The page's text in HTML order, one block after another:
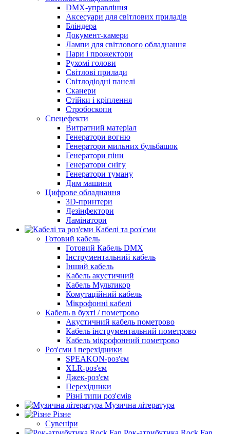
DMX-управління
Аксесуари для світлових приладів
Бліндера
Документ-камери
Лампи для світлового обладнання
Пари і прожектори
Рухомі голови
Світлові прилади
Світлодіодні панелі
Сканери
Стійки і кріплення
Стробоскопи
Спецефекти
Витратний матеріал
Генератори вогню
Генератори мильних бульбашок
Генератори піни
Генератори снігу
Генератори туману
Дим машини
Цифрове обладнання
3D-принтери
Дезінфектори
Ламінатори
Кабелі та роз'єми
Готовий кабель
Готовий Кабель DMX
Інструментальний кабель
Інший кабель
Кабель акустичний
Кабель Мультикор
Комутаційний кабель
Мікрофонні кабелі
Кабель в бухті / пометрово
Акустичний кабель пометрово
Кабель інструментальний пометрово
Кабель мікрофонний пометрово
Роз'єми і перехідники
SPEAKON-роз'єм
XLR-роз'єм
Джек-роз'єм
Перехідники
Різні типи роз'ємів
Музична література
Різне
Сувеніри